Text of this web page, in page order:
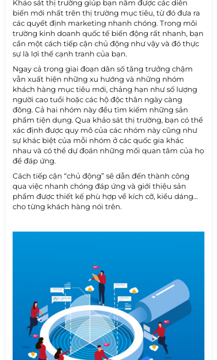
Khảo sát thị trường giúp bạn nắm được các diễn
biến mới nhất trên thị trường mục tiêu, từ đó đưa ra
các quyết định marketing nhanh chóng. Trong môi
trường kinh doanh quốc tế biến động rất nhanh, bạn
cần một cách tiếp cận chủ động như vậy và đó thực
sự là lợi thế cạnh tranh của bạn.
Ngay cả trong giai đoạn dân số tăng trưởng chậm
vẫn xuất hiện những xu hướng và những nhóm
khách hàng mục tiêu mới, chảng hạn như số lượng
người cao tuổi hoặc các hộ độc thân ngày càng
đông. Cả hai nhóm này đều tìm kiếm những sản
phẩm tiện dụng. Qua khảo sát thị trường, bạn có thể
xác định được quy mô của các nhóm này cũng như
sự khác biệt của mỗi nhóm ở các quốc gia khác
nhau và có thể dự đoán những mối quan tâm của họ
để đáp ứng.
Cách tiếp cận “chủ động” sẽ dẫn đến thành công
qua việc nhanh chóng đáp ứng và giới thiệu sản
phẩm được thiết kế phù hợp về kích cỡ, kiểu dáng…
cho từng khách hàng nói trên.